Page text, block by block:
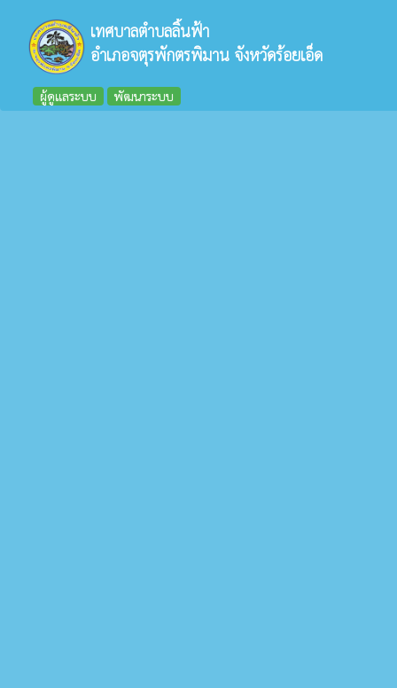
เทศบาลตำบลลิ้นฟ้า
อำเภอจตุรพักตรพิมาน จังหวัดร้อยเอ็ด
ผู้ดูแลระบบ พัฒนาระบบ